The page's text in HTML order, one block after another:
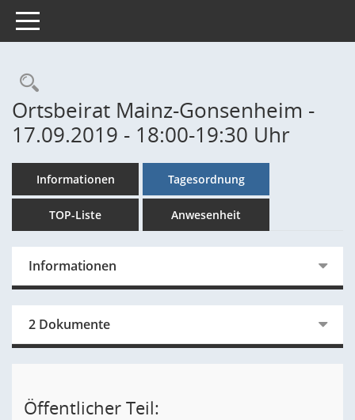
Toggle navigation
Rechercheauswahl
Ortsbeirat Mainz-Gonsenheim -
17.09.2019 - 18:00-19:30 Uhr
Informationen Tagesordnung
TOP-Liste Anwesenheit
Informationen
2 Dokumente
Öffentlicher Teil: